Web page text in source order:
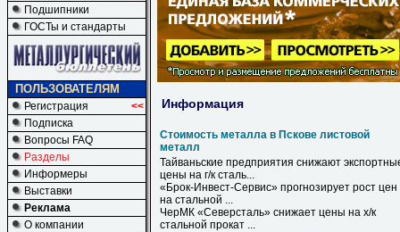
Подшипники
ГОСТы и стандарты
ПОЛЬЗОВАТЕЛЯМ
Регистрация
<<
Подписка
Вопросы FAQ
Разделы
Информеры
Выставки
Реклама
О компании
Информация
Стоимость металла в Пскове листовой
металл
Тайваньские предприятия снижают
цены на г/к сталь...
«Брок-Инвест-Сервис» прогнозирует рост цен
на стальной ...
ЧерМК «Северсталь» снижает цены на х/к
стальной прокат ...